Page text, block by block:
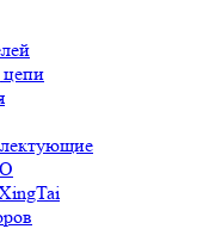
цепи